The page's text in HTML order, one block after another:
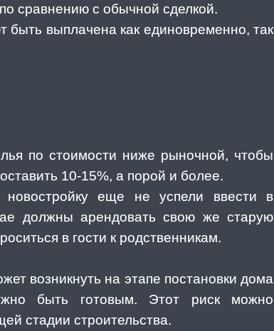
сравнению с обычной сделкой.
быть выплачена как единовременно, так
по стоимости ниже рыночной, чтобы
10-15%, а порой и более.
еще не успели ввести в
должны арендовать свою же старую
в гости к родственникам.
возникнуть на этапе постановки дома
быть готовым. Этот риск можно
стадии строительства.